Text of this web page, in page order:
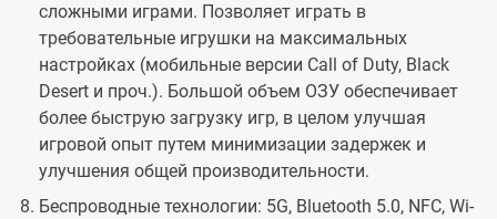
сложными играми. Позволяет играть в
требовательные игрушки на максимальных
настройках (мобильные версии Call of Duty, Black
Desert и проч.). Большой объем ОЗУ обеспечивает
более быструю загрузку игр, в целом улучшая
игровой опыт путем минимизации задержек и
улучшения общей производительности.
Беспроводные технологии: 5G, Bluetooth 5.0, NFC, Wi-